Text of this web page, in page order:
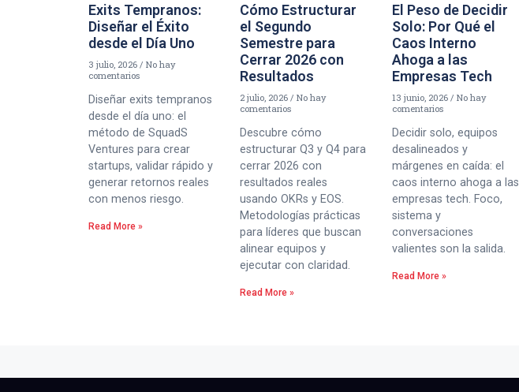
Exits Tempranos:
Diseñar el Éxito
desde el Día Uno
3 julio, 2026
No hay
comentarios
Diseñar exits tempranos
desde el día uno: el
método de SquadS
Ventures para crear
startups, validar rápido y
generar retornos reales
con menos riesgo.
Read More »
Cómo Estructurar
el Segundo
Semestre para
Cerrar 2026 con
Resultados
2 julio, 2026 No hay
comentarios
Descubre cómo
estructurar Q3 y Q4 para
cerrar 2026 con
resultados reales
usando OKRs y EOS.
Metodologías prácticas
para líderes que buscan
alinear equipos y
ejecutar con claridad.
Read More »
El Peso de Decidir
Solo: Por Qué el
Caos Interno
Ahoga a las
Empresas Tech
13 junio, 2026
No hay
comentarios
Decidir solo, equipos
desalineados y
márgenes en caída: el
caos interno ahoga a las
empresas tech. Foco,
sistema y
conversaciones
valientes son la salida.
Read More »